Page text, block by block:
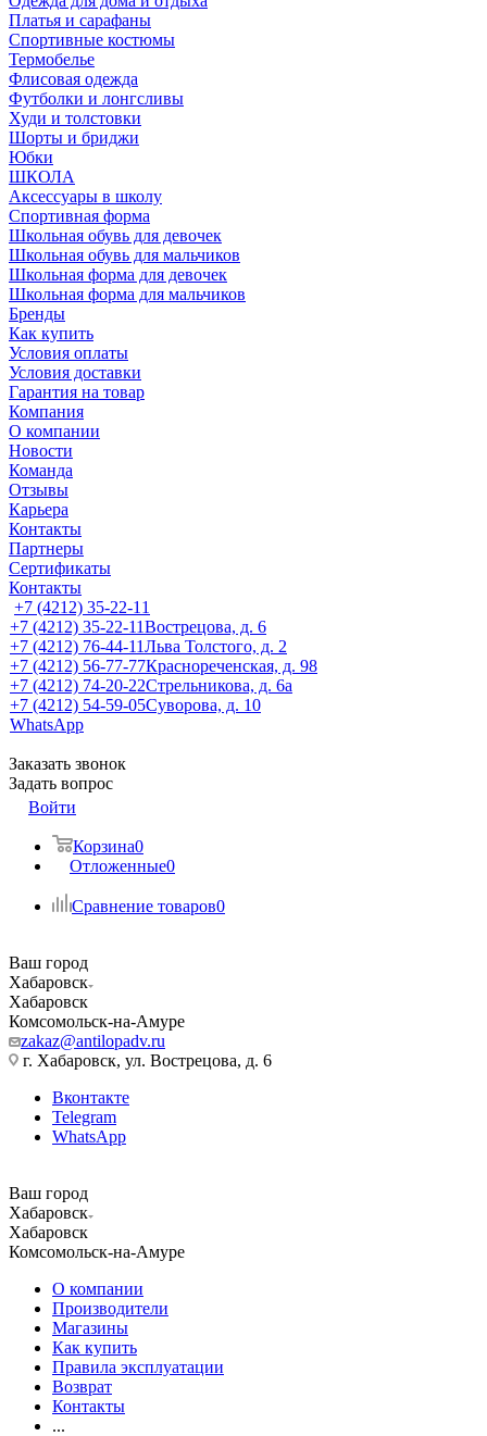
Платья и сарафаны
Спортивные костюмы
Термобелье
Флисовая одежда
Футболки и лонгсливы
Худи и толстовки
Шорты и бриджи
Юбки
ШКОЛА
Аксессуары в школу
Спортивная форма
Школьная обувь для девочек
Школьная обувь для мальчиков
Школьная форма для девочек
Школьная форма для мальчиков
Бренды
Как купить
Условия оплаты
Условия доставки
Гарантия на товар
Компания
О компании
Новости
Команда
Отзывы
Карьера
Контакты
Партнеры
Сертификаты
Контакты
+7 (4212) 35-22-11
+7 (4212) 35-22-11Вострецова, д. 6
+7 (4212) 76-44-11Льва Толстого, д. 2
+7 (4212) 56-77-77Краснореченская, д. 98
+7 (4212) 74-20-22Стрельникова, д. 6а
+7 (4212) 54-59-05Суворова, д. 10
WhatsApp
Заказать звонок
Задать вопрос
Войти
Корзина0
Отложенные0
Сравнение товаров0
Ваш город
Хабаровск
Хабаровск
Комсомольск-на-Амуре
zakaz@antilopadv.ru
г. Хабаровск, ул. Вострецова, д. 6
Вконтакте
Telegram
WhatsApp
Ваш город
Хабаровск
Хабаровск
Комсомольск-на-Амуре
О компании
Производители
Магазины
Как купить
Правила эксплуатации
Возврат
Контакты
...